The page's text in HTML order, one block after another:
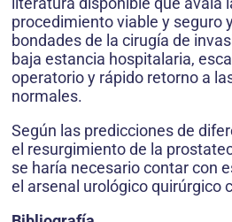
procedimiento viable y seguro
bondades de la cirugía de
baja estancia hospitalaria,
operatorio y rápido retorno a
normales.
Según las predicciones de
el resurgimiento de la
se haría necesario contar con
el arsenal urológico quirúrgico